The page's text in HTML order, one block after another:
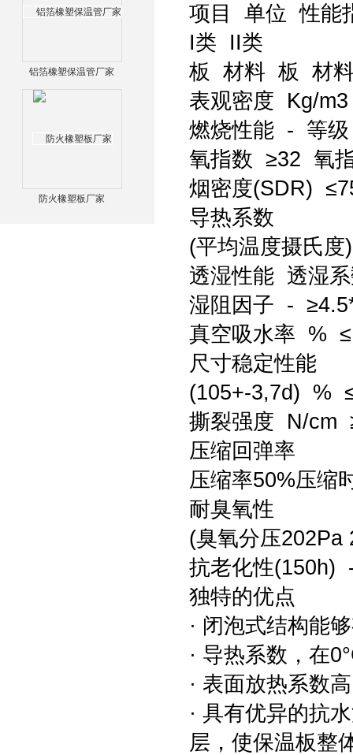
铝箔橡塑保温管厂家
防火橡塑板厂家
项目 单位 性能
I类 II类
板 材料 板 材
表观密度 Kg/
燃烧性能 - 等
氧指数 ≥32 氧
烟密度(SDR)
导热系数
(平均温度摄氏
透湿性能 透湿
湿阻因子 -
真空吸水率 %
尺寸稳定性能
(105+-3,7d) %
撕裂强度 N/cm
压缩回弹率
压缩率50%压
耐臭氧性
(臭氧分压
抗老化性(150h)
独特的优点
· 闭泡式结构能
· 导热系数，在
· 表面放热系数
· 具有优异的抗
层，使保温板整